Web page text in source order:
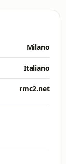
Milano
Italiano
rmc2.net